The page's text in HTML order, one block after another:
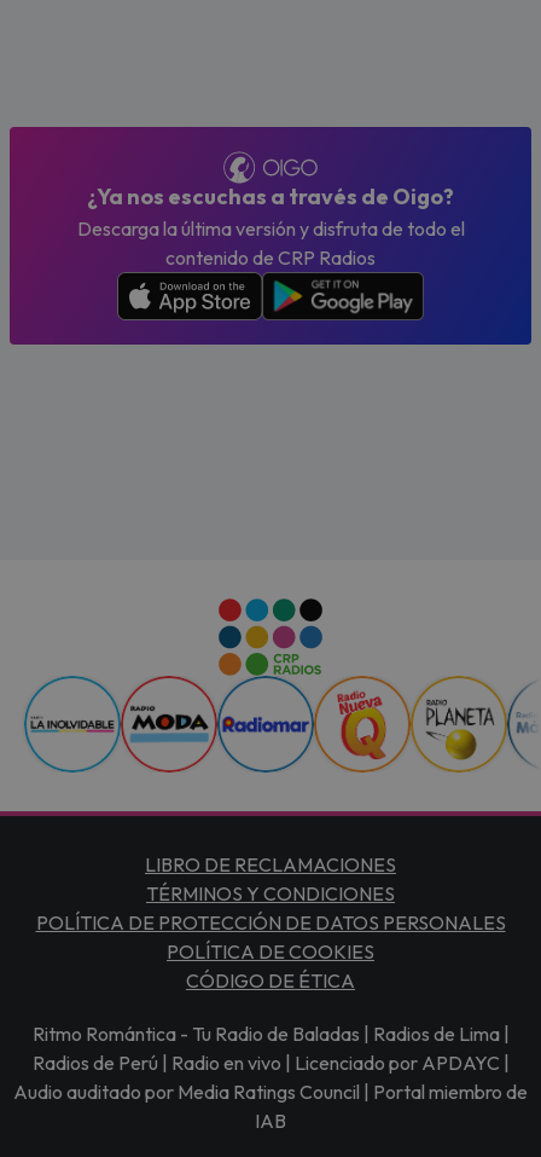
¿Ya nos escuchas a través de Oigo?
Descarga la última versión y disfruta de todo el
contenido de CRP Radios
LIBRO DE RECLAMACIONES
TÉRMINOS Y CONDICIONES
POLÍTICA DE PROTECCIÓN DE DATOS PERSONALES
POLÍTICA DE COOKIES
CÓDIGO DE ÉTICA
Ritmo Romántica - Tu Radio de Baladas | Radios de Lima |
Radios de Perú | Radio en vivo | Licenciado por APDAYC |
Audio auditado por Media Ratings Council | Portal miembro de
IAB